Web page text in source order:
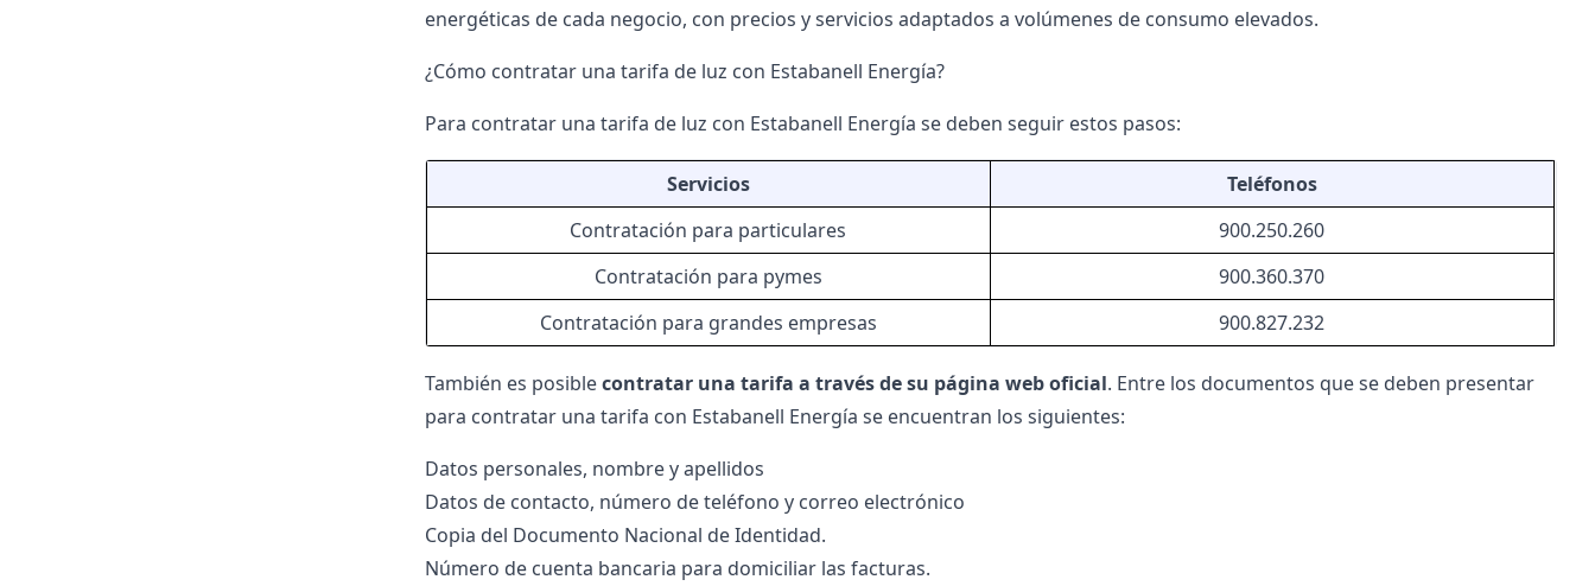
energéticas de cada negocio, con precios y servicios adaptados a volúmenes de consumo elevados.
¿Cómo contratar una tarifa de luz con Estabanell Energía?
Para contratar una tarifa de luz con Estabanell Energía se deben seguir estos pasos:
Servicios
Teléfonos
Contratación para particulares
900.250.260
Contratación para pymes
900.360.370
Contratación para grandes empresas
900.827.232
También es posiblecontratar una tarifa a través de su página web oficial. Entre los documentos que se deben presentar
para contratar una tarifa con Estabanell Energía se encuentran los siguientes:
Datos personales, nombre y apellidos
Datos de contacto, número de teléfono y correo electrónico
Copia del Documento Nacional de Identidad.
Número de cuenta bancaria para domiciliar las facturas.